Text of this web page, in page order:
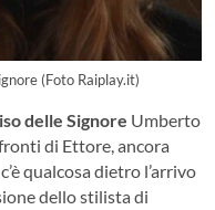
(Foto Raiplay.it)
delle Signore Umberto
di Ettore, ancora
qualcosa dietro l’arrivo
dello stilista di